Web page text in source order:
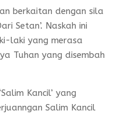
berkaitan dengan sila
Setan’. Naskah ini
laki yang merasa
Tuhan yang disembah
Kancil’ yang
Salim Kancil